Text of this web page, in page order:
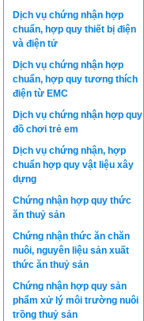
Dịch vụ chứng nhận hợp
chuẩn, hợp quy thiết bị điện
và điện tử
Dịch vụ chứng nhận hợp
chuẩn, hợp quy tương thích
điện từ EMC
Dịch vụ chứng nhận hợp quy
đồ chơi trẻ em
Dịch vụ chứng nhận, hợp
chuẩn hợp quy vật liệu xây
dựng
Chứng nhận hợp quy thức
ăn thuỷ sản
Chứng nhận thức ăn chăn
nuôi, nguyên liệu sản xuất
thức ăn thuỷ sản
Chứng nhận hợp quy sản
phẩm xử lý môi trường nuôi
trồng thuỷ sản